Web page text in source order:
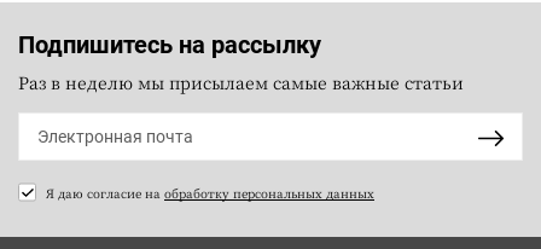
Подпишитесь на рассылку
Раз в неделю мы присылаем самые важные статьи
Я даю согласие на обработку персональных данных